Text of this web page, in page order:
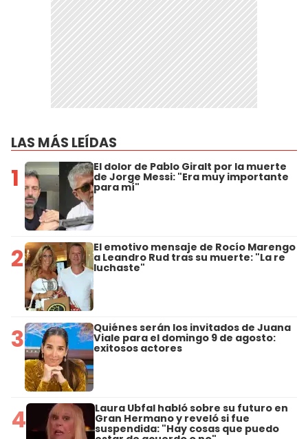
LAS MÁS LEÍDAS
1 El dolor de Pablo Giralt por la muerte
de Jorge Messi: "Era muy importante
para mí"
2 El emotivo mensaje de Rocío Marengo
a Leandro Rud tras su muerte: "La re
luchaste"
3 Quiénes serán los invitados de Juana
Viale para el domingo 9 de agosto:
exitosos actores
4 Laura Ubfal habló sobre su futuro en
Gran Hermano y reveló si fue
suspendida: "Hay cosas que puedo